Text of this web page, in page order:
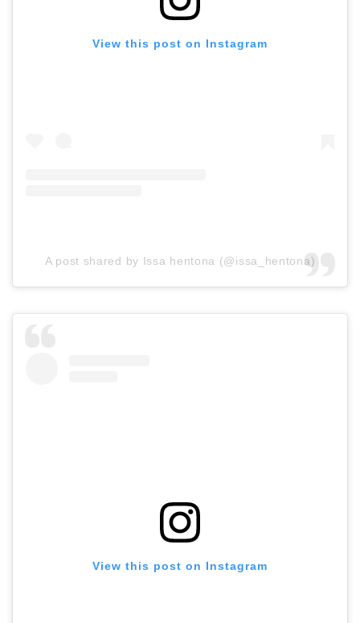
View this post on Instagram
A post shared by Issa hentona (@issa_hentona)
View this post on Instagram